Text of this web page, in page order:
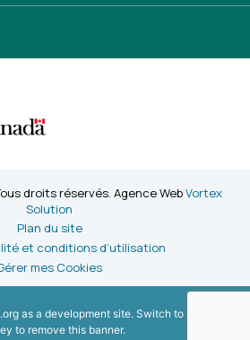
droits réservés. Agence WebVortex
Solution
Plan du site
et conditions d’utilisation
mes Cookies
as a development site. Switch to a production
to remove this banner.